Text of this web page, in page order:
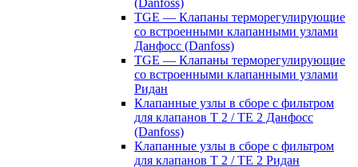
(Danfoss)
TGE — Клапаны терморегулирующие
со встроенными клапанными узлами
Данфосс (Danfoss)
TGE — Клапаны терморегулирующие
со встроенными клапанными узлами
Ридан
Клапанные узлы в сборе с фильтром
для клапанов T 2 / TE 2 Данфосс
(Danfoss)
Клапанные узлы в сборе с фильтром
для клапанов T 2 / TE 2 Ридан